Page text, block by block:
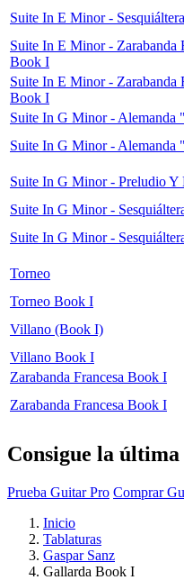
Suite In E Minor -
Suite In E Minor - Zarabanda
Book I
Suite In E Minor - Zarabanda
Book I
Suite In G Minor - Alemanda
Suite In G Minor - Alemanda
Suite In G Minor - Preludio Y
Suite In G Minor -
Suite In G Minor -
Torneo
Torneo Book I
Villano (Book I)
Villano Book I
Zarabanda Francesa Book I
Zarabanda Francesa Book I
Consigue la
Prueba Guitar Pro Comprar
Inicio
Tablaturas
Gaspar Sanz
Gallarda Book I